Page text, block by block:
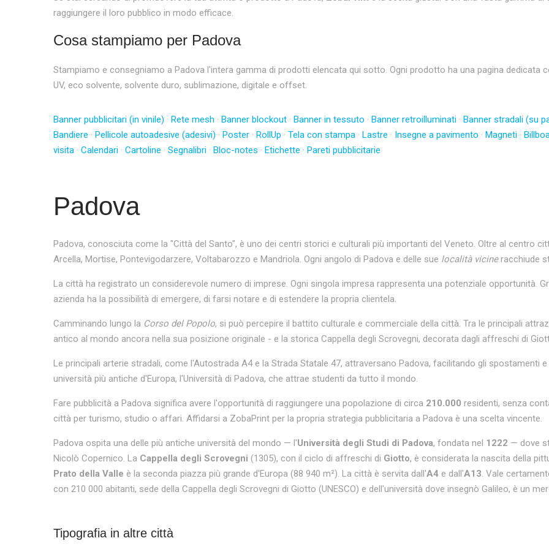
raggiungere il loro pubblico in modo efficace.
Cosa stampiamo per Padova
Stampiamo e consegniamo a Padova l'intera gamma di prodotti elencata qui sotto. Ogni prodotto ha una pagina dedicata
UV, eco solvente, solvente duro, sublimazione, digitale e offset.
Banner pubblicitari (in vinile) · Rete mesh · Banner blockout · Banner in tessuto · Banner retroilluminati · Banner stradali (su
Bandiere · Pellicole autoadesive (adesivi) · Poster · RollUp · Tela con stampa · Lastre · Insegne a pavimento · Magneti ·
visita · Calendari · Cartoline · Segnalibri · Bloc-notes · Etichette · Pareti pubblicitarie
Padova
Padova, conosciuta come la "Città del Santo", è uno dei centri storici e culturali più importanti del Veneto. Oltre al centro
Arcella, Mortise, Pontevigodarzere, Voltabarozzo e Mandriola. Ogni angolo di Padova e delle sue località vicineracchiude
La città ha registrato un considerevole numero di imprese. Ogni singola impresa rappresenta una potenziale opportunità.
azienda ha la possibilità di emergere, di farsi notare e di estendere la propria clientela.
Camminando lungo la Corso del Popolo, si può percepire il battito culturale e commerciale della città. Tra le principali
antico al mondo ancora nella sua posizione originale - e la storica Cappella degli Scrovegni, decorata dagli affreschi di
Le principali arterie stradali, come l'Autostrada A4 e la Strada Statale 47, attraversano Padova, facilitando gli spostamenti
università più antiche d'Europa, l'Università di Padova, che attrae studenti da tutto il mondo.
Fare pubblicità a Padova significa avere l'opportunità di raggiungere una popolazione di circa 210.000 residenti, senza
città per turismo, studio o affari. Affidarsi a ZobaPrint per la propria strategia pubblicitaria a Padova è una scelta vincente.
Padova ospita una delle più antiche università del mondo — l'Università degli Studi di Padova, fondata nel 1222 — dove
Nicolò Copernico. La Cappella degli Scrovegni (1305), con il ciclo di affreschi di Giotto, è considerata la nascita della
Prato della Valle è la seconda piazza più grande d'Europa (88 940 m²). La città è servita dall'A4 e dall'A13. Vale
con 210 000 abitanti, sede della Cappella degli Scrovegni di Giotto (UNESCO) e dell'università dove insegnò Galileo, è un
Tipografia in altre città